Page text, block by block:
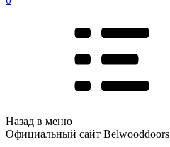
Назад в меню
Официальный сайт Belwooddoors